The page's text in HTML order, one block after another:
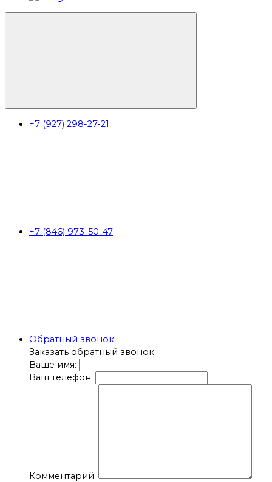
+7 (927) 298-27-21
+7 (846) 973-50-47
Обратный звонок
Заказать обратный звонок
Ваше имя:
Ваш телефон:
Комментарий: